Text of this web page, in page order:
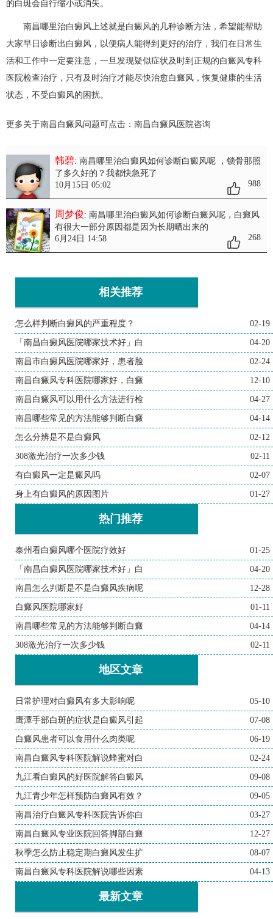
的白斑会自行缩小或消失。
南昌哪里治白癜风上述就是白癜风的几种诊断方法，希望能帮助
大家早日诊断出白癜风，以便病人能得到更好的治疗，我们在日常生
活和工作中一定要注意，一旦发现疑似症状及时到正规的白癜风专科
医院检查治疗，只有及时治疗才能尽快治愈白癜风，恢复健康的生活
状态，不受白癜风的困扰。
更多关于南昌白癜风问题可点击： 南昌白癜风医院咨询
韩碧: 南昌哪里治白癜风如何诊断白癜风呢
，锁骨那照
了多久好的？我都快急死了
10月15日 05:02
988
周梦俊: 南昌哪里治白癜风如何诊断白癜风呢 ，白癜风
有很大一部分原因都是因为长期晒出来的
6月24日 14:58
268
相关推荐
怎么样判断白癜风的严重程度？ 02-19
「南昌白癜风医院哪家技术好」白 04-20
南昌市白癜风医院哪家好，患者脸 02-24
南昌白癜风专科医院哪家好，白癜 12-10
南昌白癜风可以用什么方法进行检 04-27
南昌哪些常见的方法能够判断白癜 04-14
怎么分辨是不是白癜风 02-12
308激光治疗一次多少钱 02-11
有白癜风一定是癜风吗 02-07
身上有白癜风的原因图片 01-27
热门推荐
泰州看白癜风哪个医院疗效好 01-25
「南昌白癜风医院哪家技术好」白 04-20
南昌怎么判断是不是白癜风疾病呢 12-28
白癜风医院哪家好 01-11
南昌哪些常见的方法能够判断白癜 04-14
308激光治疗一次多少钱 02-11
地区文章
日常护理对白癜风有多大影响呢 05-10
鹰潭手部白斑的症状是白癜风引起 07-08
白癜风患者可以食用什么肉类呢 06-19
南昌白癜风专科医院解说蜂蜜对白 02-24
九江看白癜风的好医院解答白癜风 09-08
九江青少年怎样预防白癜风有效？ 09-05
南昌治疗白癜风专科医院告诉你白 03-27
南昌白癜风专业医院回答脚部白癜 12-27
秋季怎么防止稳定期白癜风发生扩 08-07
南昌白癜风专科医院解说哪些因素 04-13
最新文章